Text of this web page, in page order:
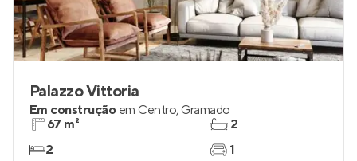
Palazzo Vittoria
Em construção em Centro, Gramado
67 m²
2
2
1